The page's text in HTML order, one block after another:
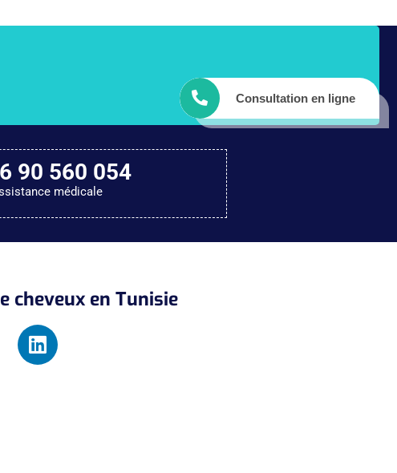
Consultation en ligne
90 560 054
médicale
cheveux en Tunisie